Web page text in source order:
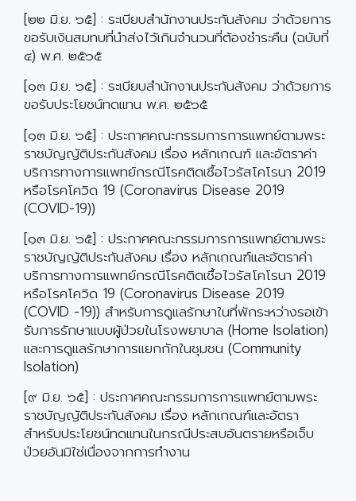
[๒๒ มิ.ย. ๖๕] : ระเบียบสำนักงานประกันสังคม ว่าด้วยการ
ขอรับเงินสมทบที่นำส่งไว้เกินจำนวนที่ต้องชำระคืน (ฉบับที่
๔) พ.ศ. ๒๕๖๕
[๑๓ มิ.ย. ๖๕] : ระเบียบสำนักงานประกันสังคม ว่าด้วยการ
ขอรับประโยชน์ทดแทน พ.ศ. ๒๕๖๕
[๑๓ มิ.ย. ๖๕] : ประกาศคณะกรรมการการแพทย์ตามพระ
ราชบัญญัติประกันสังคม เรื่อง หลักเกณฑ์ และอัตราค่า
บริการทางการแพทย์กรณีโรคติดเชื้อไวรัสโคโรนา 2019
หรือโรคโควิด 19 (Coronavirus Disease 2019
(COVID-19))
[๑๓ มิ.ย. ๖๕] : ประกาศคณะกรรมการการแพทย์ตามพระ
ราชบัญญัติประกันสังคม เรื่อง หลักเกณฑ์และอัตราค่า
บริการทางการแพทย์กรณีโรคติดเชื้อไวรัสโคโรนา 2019
หรือโรคโควิด 19 (Coronavirus Disease 2019
(COVID -19)) สำหรับการดูแลรักษาในที่พักระหว่างรอเข้า
รับการรักษาแบบผู้ป่วยในโรงพยาบาล (Home Isolation)
และการดูแลรักษาการแยกกักในชุมชน (Community
Isolation)
[๙ มิ.ย. ๖๕] : ประกาศคณะกรรมการการแพทย์ตามพระ
ราชบัญญัติประกันสังคม เรื่อง หลักเกณฑ์และอัตรา
สำหรับประโยชน์ทดแทนในกรณีประสบอันตรายหรือเจ็บ
ป่วยอันมิใช่เนื่องจากการทำงาน